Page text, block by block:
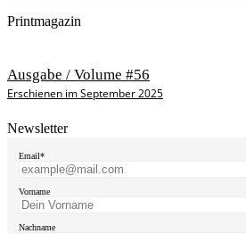
Printmagazin
Ausgabe / Volume #56
Erschienen im September 2025
Newsletter
Email*
Vorname
Nachname